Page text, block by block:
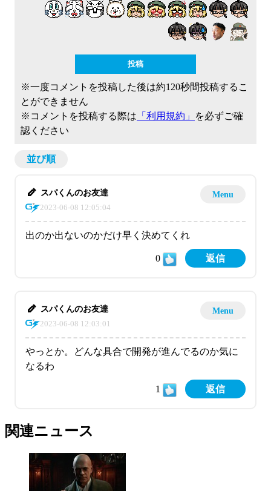
※一度コメントを投稿した後は約120秒間投稿するこ
とができません
※コメントを投稿する際は 「利用規約」
を必ずご確
認ください
並び順
Menu
スパくんのお友達
2023-06-08 12:05:04
出のか出ないのかだけ早く決めてくれ
0 返信
Menu
スパくんのお友達
2023-06-08 12:03:01
やっとか。どんな具合で開発が進んでるのか気に
なるわ
1 返信
関連ニュース